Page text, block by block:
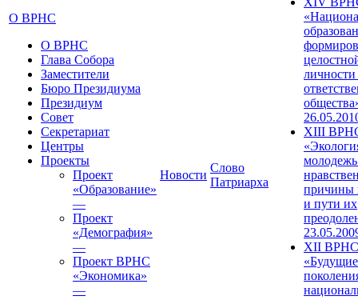
О ВРНС
О ВРНС
Глава Собора
Заместители
Бюро Президиума
Президиум
Совет
Секретариат
Центры
Проекты
Проект
«Образование»
—
Проект
«Демография»
—
Проект ВРНС
«Экономика»
—
Новости
Слово
Патриарха
XIII
причины
и пути их
XII ВРНС
«Будущие